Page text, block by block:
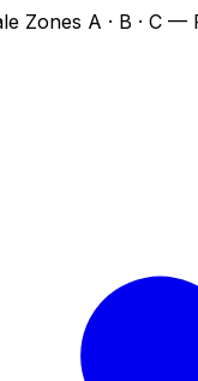
Zones A · B · C